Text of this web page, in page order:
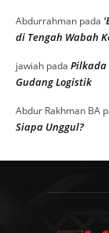
Abdurrahman pada
di Tengah Wabah
jawiah pada Pilkada
Gudang Logistik
Abdur Rakhman BA
Siapa Unggul?